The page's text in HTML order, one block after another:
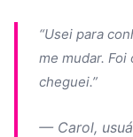
“Usei para
me mudar.
cheguei.”
— Carol,